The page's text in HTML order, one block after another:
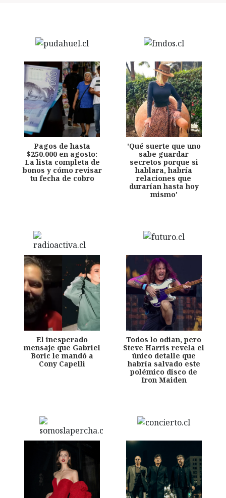
Pagos de hasta
$250.000 en agosto:
La lista completa de
bonos y cómo revisar
tu fecha de cobro
'Qué suerte que uno
sabe guardar
secretos porque si
hablara, habría
relaciones que
durarían hasta hoy
mismo'
El inesperado
mensaje que Gabriel
Boric le mandó a
Cony Capelli
Todos lo odian, pero
Steve Harris revela el
único detalle que
habría salvado este
polémico disco de
Iron Maiden